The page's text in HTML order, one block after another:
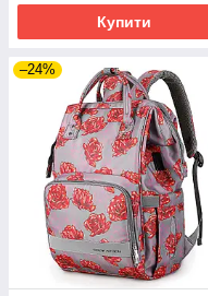
Купити
–24%